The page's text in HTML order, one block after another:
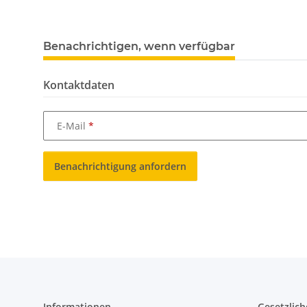
Benachrichtigen, wenn verfügbar
Kontaktdaten
E-Mail
Benachrichtigung anfordern